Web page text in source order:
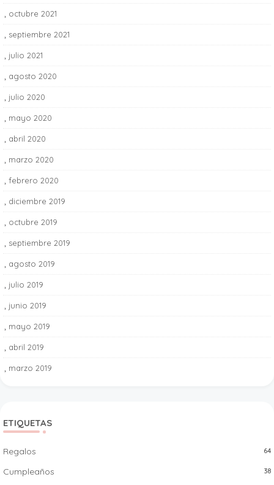
octubre 2021
septiembre 2021
julio 2021
agosto 2020
julio 2020
mayo 2020
abril 2020
marzo 2020
febrero 2020
diciembre 2019
octubre 2019
septiembre 2019
agosto 2019
julio 2019
junio 2019
mayo 2019
abril 2019
marzo 2019
ETIQUETAS
Regalos 64
Cumpleaños 38